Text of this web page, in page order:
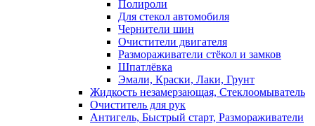
Полироли
Для стекол автомобиля
Чернители шин
Очистители двигателя
Размораживатели стёкол и замков
Шпатлёвка
Эмали, Краски, Лаки, Грунт
Жидкость незамерзающая, Стеклоомыватель
Очиститель для рук
Антигель, Быстрый старт, Размораживатели